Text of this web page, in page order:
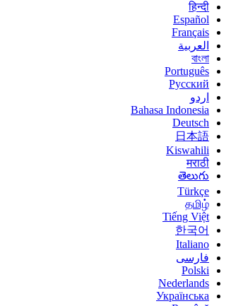
हिन्दी
Español
Français
العربية
বাংলা
Português
Русский
اردو
Bahasa Indonesia
Deutsch
日本語
Kiswahili
मराठी
తెలుగు
Türkçe
தமிழ்
Tiếng Việt
한국어
Italiano
فارسی
Polski
Nederlands
Українська